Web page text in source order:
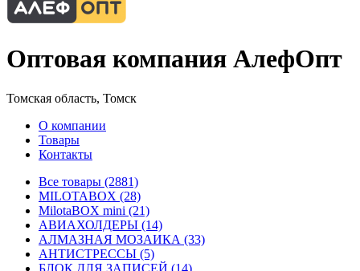
Оптовая компания АлефОпт
Томская область, Томск
О компании
Товары
Контакты
Все товары (2881)
MILOTABOX (28)
MilotaBOX mini (21)
АВИАХОЛДЕРЫ (14)
АЛМАЗНАЯ МОЗАИКА (33)
АНТИСТРЕССЫ (5)
БЛОК ДЛЯ ЗАПИСЕЙ (14)